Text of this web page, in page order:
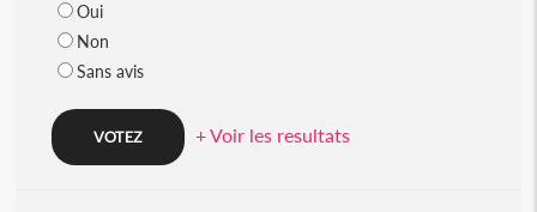
Oui
Non
Sans avis
+ Voir les resultats